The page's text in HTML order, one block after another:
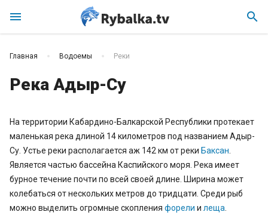
menu search
Главная Водоемы Реки
Река Адыр-Су
На территории Кабардино-Балкарской Республики протекает
маленькая река длиной 14 километров под названием Адыр-
Су. Устье реки располагается аж 142 км от реки Баксан
Является частью бассейна Каспийского моря. Река имеет
бурное течение почти по всей своей длине. Ширина может
колебаться от нескольких метров до тридцати. Среди рыб
можно выделить огромные скопления форели и леща